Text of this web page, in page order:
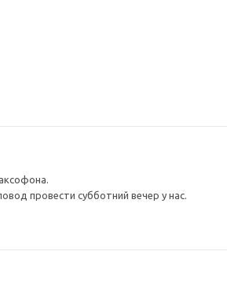
провести субботний вечер у нас.